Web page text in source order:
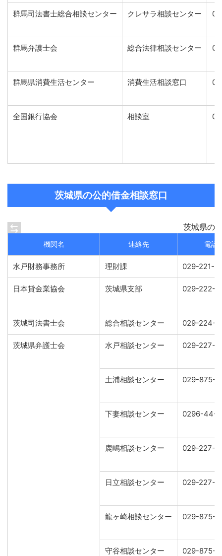
群馬司法書士総合相談センター クレサラ相談センター
群馬弁護士会 総合法律相談センター
群馬県消費生活センター 消費生活相談窓口
全国銀行協会 相談室
茨城県の公的借金相談窓口
茨城県の
機関名 連絡先 電話
水戸財務事務所 理財課 029-221-
日本貸金業協会 茨城県支部 029-222-
茨城司法書士会 総合相談センター 029-224-
茨城県弁護士会 水戸相談センター 029-227-
土浦相談センター 029-875-
下妻相談センター 0296-44-
鹿嶋相談センター 029-227-
日立相談センター 029-227-
龍ヶ崎相談センター 029-875-
守谷相談センター 029-875-